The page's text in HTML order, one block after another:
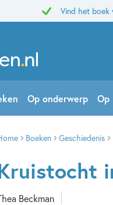
Vind het boek
Op onderwerp
Boeken Geschiedenis
Beckman